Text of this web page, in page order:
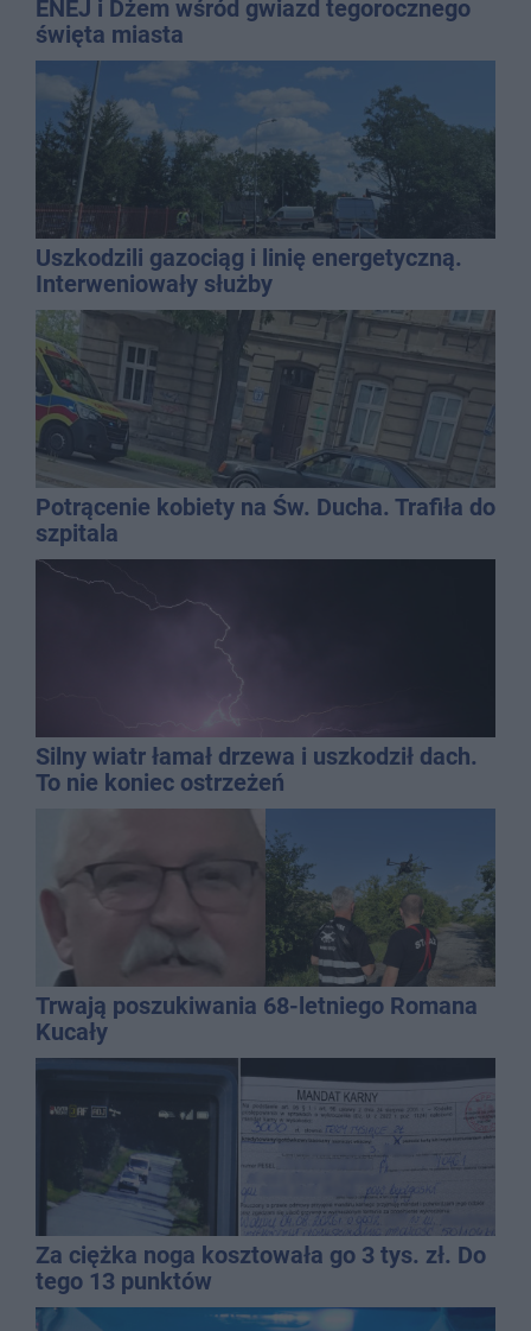
ENEJ i Dżem wśród gwiazd tegorocznego
święta miasta
Uszkodzili gazociąg i linię energetyczną.
Interweniowały służby
Potrącenie kobiety na Św. Ducha. Trafiła do
szpitala
Silny wiatr łamał drzewa i uszkodził dach.
To nie koniec ostrzeżeń
Trwają poszukiwania 68-letniego Romana
Kucały
Za ciężka noga kosztowała go 3 tys. zł. Do
tego 13 punktów